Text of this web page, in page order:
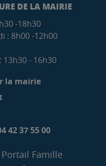
DE LA MAIRIE
-18h30
: 8h00 -12h00
- 16h30
la mairie
42 37 55 00
Portail Famille